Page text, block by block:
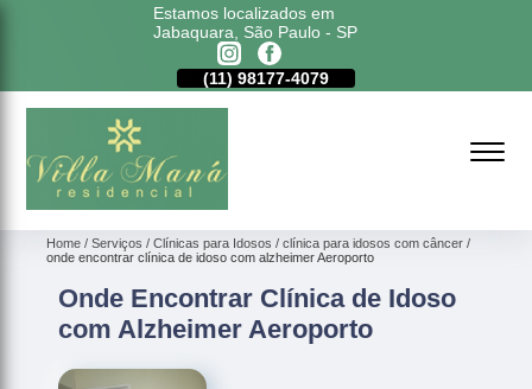
Estamos localizados em
Jabaquara, São Paulo - SP
(11) 98177-4079
Home Serviços Clínicas para Idosos
clínica para idosos com câncer
onde encontrar clínica de idoso com alzheimer Aeroporto
Onde Encontrar Clínica de Idoso
com Alzheimer Aeroporto